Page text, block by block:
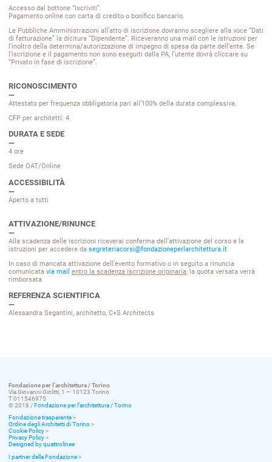
Accesso dal bottone “Iscriviti”.
Pagamento online con carta di credito o bonifico bancario.
Le Pubbliche Amministrazioni all’atto di iscrizione dovranno scegliere alla voce “Dati
di fatturazione” la dicitura “Dipendente”. Riceveranno una mail con le istruzioni per
l’inoltro della determina/autorizzazione di impegno di spesa da parte dell’ente. Se
l’iscrizione e il pagamento non sono eseguiti dalla PA, l’utente dovrà cliccare su
“Privato in fase di iscrizione”.
RICONOSCIMENTO
Attestato per frequenza obbligatoria pari all’100% della durata complessiva.
CFP per architetti: 4
DURATA E SEDE
4 ore
Sede OAT/Online
ACCESSIBILITÀ
Aperto a tutti
ATTIVAZIONE/RINUNCE
Alla scadenza delle iscrizioni riceverai conferma dell’attivazione del corso e le
istruzioni per accedere da segreteriacorsi@fondazioneperlarchitettura.it.
In caso di mancata attivazione dell’evento formativo o in seguito a rinuncia
comunicata via mail entro la scadenza iscrizione originaria , la quota versata verrà
rimborsata
REFERENZA SCIENTIFICA
Alessandra Segantini, architetto, C+S Architects
Fondazione per l’architettura / Torino
Via Giovanni Giolitti, 1 — 10123 Torino
T 011546975
© 2018 /Fondazione per l’architettura / Torino
Fondazione trasparente>
Ordine degli Architetti di Torino>
Cookie Policy>
Privacy Policy>
Designed by quattrolinee
I partner della Fondazione>